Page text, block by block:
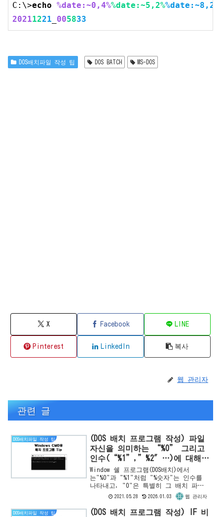
C:\>echo %date:~0 , 4%%date:~5 , 2%%date:~8 , 2
20211221 005833
DOS배치파일 작성 팁 DOS BATCH MS-DOS
X Facebook LINE
Pinterest LinkedIn 복사
웹 관리자
관련 글
DOS배치파일 작성 팁
(DOS 배치 프로그램 작성) 파일
자신을 의미하는 “%0” 그리고
인수(“%1”,”%2″…)에 대해
알아보기
Window 쉘 프로그램(DOS배치)에서
는"%0"과 "%1"처럼 "%숫자"는 인수를
나타내고, "0"은 특별히 그 배치 파일
자신을 그 이후의 "%1"은 첫 번째 인
수, "%2"는 두 번째 인수, ... "%n"는
...
2021.05.28 2026.01.03 웹 관리자
DOS배치파일 작성 팁
(DOS 배치 프로그램 작성) IF 비